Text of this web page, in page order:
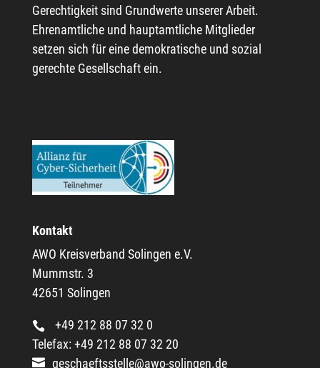
Gerechtigkeit sind Grundwerte unserer Arbeit.
Ehrenamtliche und hauptamtliche Mitglieder
setzen sich für eine demokratische und sozial
gerechte Gesellschaft ein.
Kontakt
AWO Kreisverband Solingen e.V.
Mummstr. 3
42651 Solingen
+49 212 88 07 32 0
Telefax: +49 212 88 07 32 20
geschaeftsstelle@awo-solingen.de